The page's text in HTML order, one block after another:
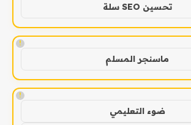
تحسين SEO سلة
!
ماسنجر المسلم
!
ضوء التعليمي